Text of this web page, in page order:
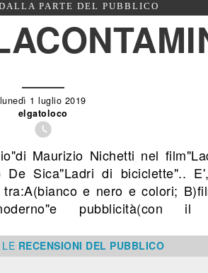
PARTE DEL PUBBLICO
lunedì 1 luglio 2019
elgatoloco

Maurizio Nichetti nel
Sica"Ladri di biciclette"..
e nero e colori;
pubblicità(con
LE RECENSIONI DEL PUBBLICO